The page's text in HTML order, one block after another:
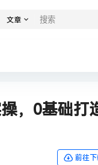
文章
，0基础打
前往下